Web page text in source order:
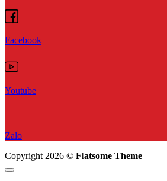
Facebook
Youtube
Zalo
Copyright 2026 © Flatsome Theme